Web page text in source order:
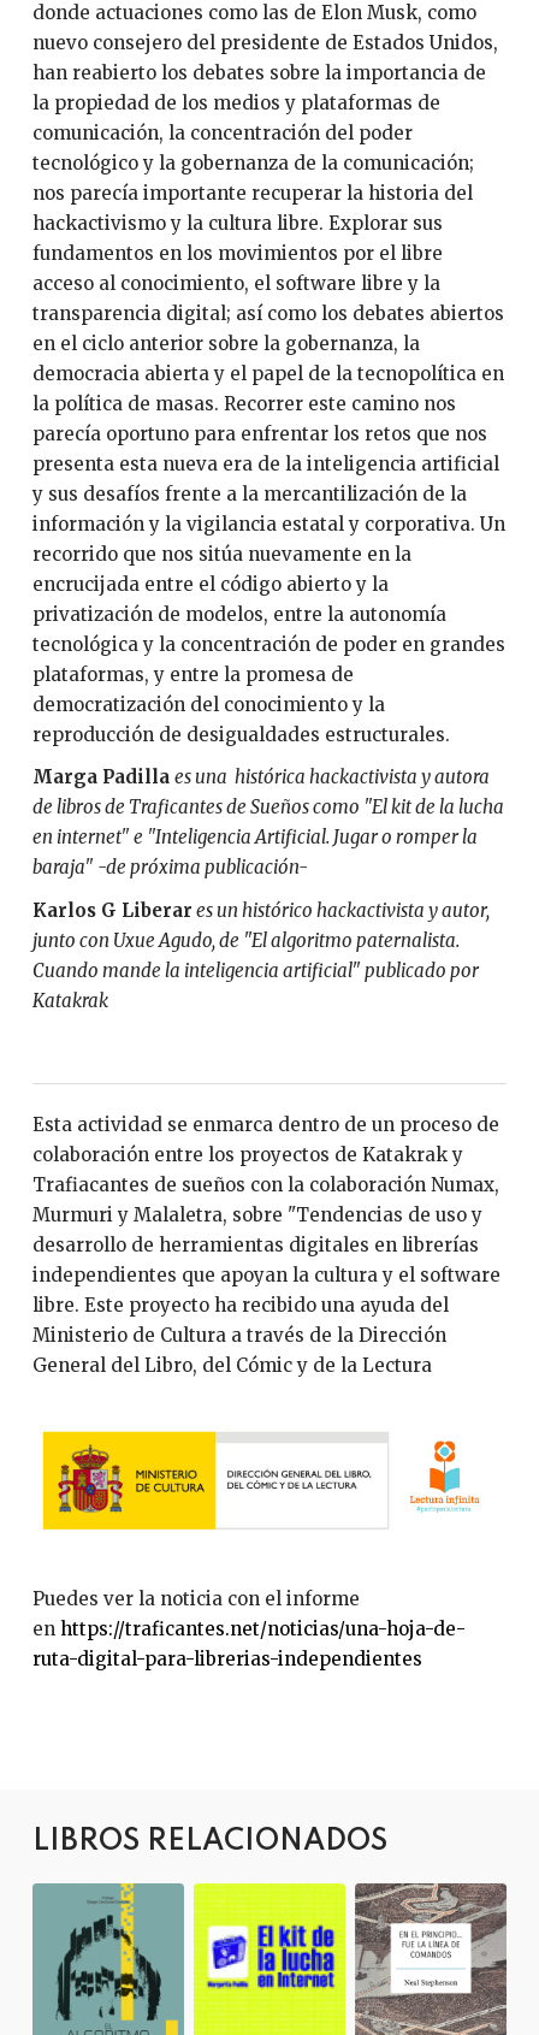
donde actuaciones como las de Elon Musk, como
nuevo consejero del presidente de Estados Unidos,
han reabierto los debates sobre la importancia de
la propiedad de los medios y plataformas de
comunicación, la concentración del poder
tecnológico y la gobernanza de la comunicación;
nos parecía importante recuperar la historia del
hackactivismo y la cultura libre. Explorar sus
fundamentos en los movimientos por el libre
acceso al conocimiento, el software libre y la
transparencia digital; así como los debates abiertos
en el ciclo anterior sobre la gobernanza, la
democracia abierta y el papel de la tecnopolítica en
la política de masas. Recorrer este camino nos
parecía oportuno para enfrentar los retos que nos
presenta esta nueva era de la inteligencia artificial
y sus desafíos frente a la mercantilización de la
información y la vigilancia estatal y corporativa. Un
recorrido que nos sitúa nuevamente en la
encrucijada entre el código abierto y la
privatización de modelos, entre la autonomía
tecnológica y la concentración de poder en grandes
plataformas, y entre la promesa de
democratización del conocimiento y la
reproducción de desigualdades estructurales.
Marga Padilla es una histórica hackactivista y autora
de libros de Traficantes de Sueños como "El kit de la lucha
en internet" e "Inteligencia Artificial. Jugar o romper la
baraja" -de próxima publicación-
Karlos G Liberar es un histórico hackactivista y autor,
junto con Uxue Agudo, de "El algoritmo paternalista.
Cuando mande la inteligencia artificial" publicado por
Katakrak
Esta actividad se enmarca dentro de un proceso de
colaboración entre los proyectos de Katakrak y
Trafiacantes de sueños con la colaboración Numax,
Murmuri y Malaletra, sobre "Tendencias de uso y
desarrollo de herramientas digitales en librerías
independientes que apoyan la cultura y el software
libre. Este proyecto ha recibido una ayuda del
Ministerio de Cultura a través de la Dirección
General del Libro, del Cómic y de la Lectura
Puedes ver la noticia con el informe
en https://traficantes.net/noticias/una-hoja-de-
ruta-digital-para-librerias-independientes
LIBROS RELACIONADOS